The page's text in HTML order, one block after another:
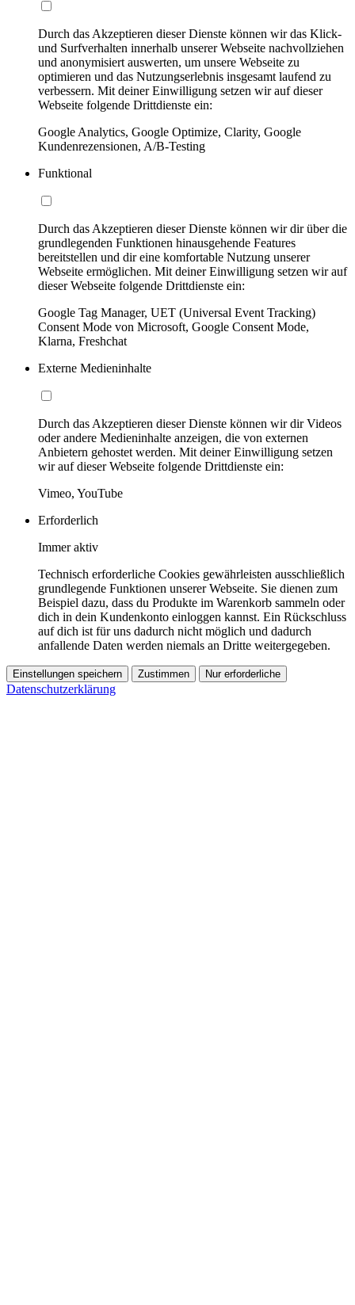
Durch das Akzeptieren dieser Dienste können wir das Klick-
und Surfverhalten innerhalb unserer Webseite nachvollziehen
und anonymisiert auswerten, um unsere Webseite zu
optimieren und das Nutzungserlebnis insgesamt laufend zu
verbessern. Mit deiner Einwilligung setzen wir auf dieser
Webseite folgende Drittdienste ein:
Google Analytics, Google Optimize, Clarity, Google
Kundenrezensionen, A/B-Testing
Funktional
Durch das Akzeptieren dieser Dienste können wir dir über die
grundlegenden Funktionen hinausgehende Features
bereitstellen und dir eine komfortable Nutzung unserer
Webseite ermöglichen. Mit deiner Einwilligung setzen wir auf
dieser Webseite folgende Drittdienste ein:
Google Tag Manager, UET (Universal Event Tracking)
Consent Mode von Microsoft, Google Consent Mode,
Klarna, Freshchat
Externe Medieninhalte
Durch das Akzeptieren dieser Dienste können wir dir Videos
oder andere Medieninhalte anzeigen, die von externen
Anbietern gehostet werden. Mit deiner Einwilligung setzen
wir auf dieser Webseite folgende Drittdienste ein:
Vimeo, YouTube
Erforderlich
Immer aktiv
Technisch erforderliche Cookies gewährleisten ausschließlich
grundlegende Funktionen unserer Webseite. Sie dienen zum
Beispiel dazu, dass du Produkte im Warenkorb sammeln oder
dich in dein Kundenkonto einloggen kannst. Ein Rückschluss
auf dich ist für uns dadurch nicht möglich und dadurch
anfallende Daten werden niemals an Dritte weitergegeben.
Einstellungen speichern Zustimmen Nur erforderliche
Datenschutzerklärung